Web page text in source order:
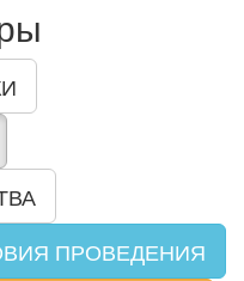
ПРОВЕДЕНИЯ